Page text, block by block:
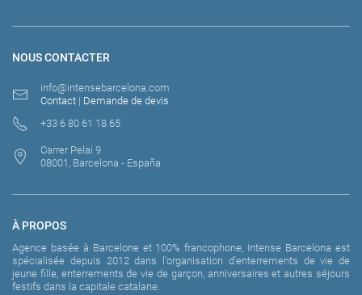
NOUS CONTACTER
info@intensebarcelona.com
Contact | Demande de devis
+33 6 80 61 18 65
Carrer Pelai 9
08001, Barcelona - España
À PROPOS
Agence basée à Barcelone et 100% francophone, Intense Barcelona est
spécialisée depuis 2012 dans l'organisation d'enterrements de vie de
jeune fille, enterrements de vie de garçon, anniversaires et autres séjours
festifs dans la capitale catalane.